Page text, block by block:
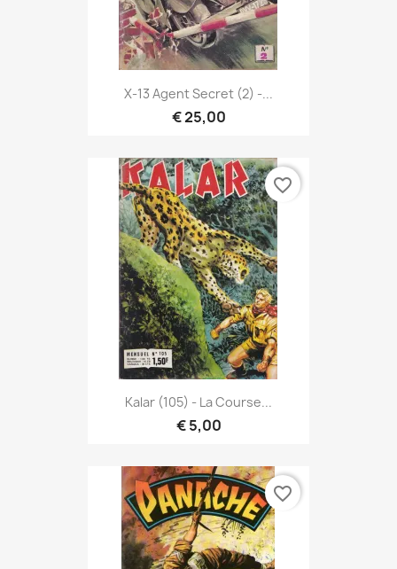
X-13 Agent Secret (2) -...
€ 25,00
Kalar (105) - La Course...
€ 5,00
favorite_border
favorite_border